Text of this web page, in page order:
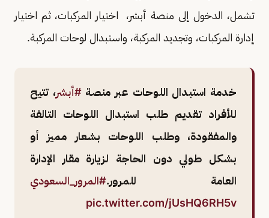
تشمل، الدخول إلى منصة أبشر، اختيار المركبات، ثم اختيار
إدارة المركبات، وتجديد المركبة، واستبدال لوحات المركبة.
خدمة استبدال اللوحات عبر منصة#أبشر، تتيح
للأفراد تقديم طلب استبدال اللوحات التالفة
والمفقودة، وطلب اللوحات بشعار مميز أو
بشكل طولي دون الحاجة لزيارة مقار الإدارة
العامة للمرور.#المرور_السعودي
pic.twitter.com/jUsHQ6RH5v